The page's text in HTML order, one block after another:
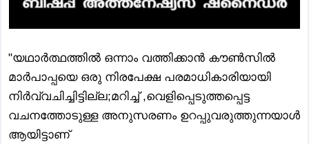
"യഥാർത്ഥത്തിൽ ഒന്നാം വത്തിക്കാൻ കൗൺസിൽ
മാർപാപ്പയെ ഒരു നിരപേക്ഷ പരമാധികാരിയായി
നിർവ്വചിച്ചിട്ടില്ല;മറിച്ച് ,വെളിപ്പെടുത്തപ്പെട്ട
വചനത്തോടുള്ള അനുസരണം ഉറപ്പുവരുത്തുന്നയാൾ
ആയിട്ടാണ്